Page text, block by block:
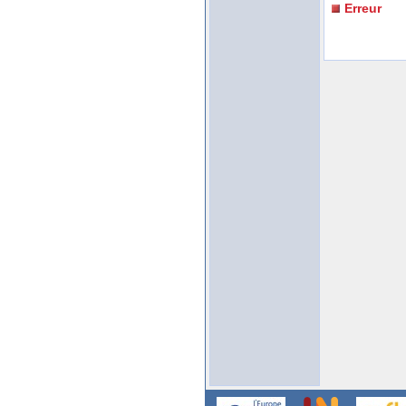
Erreur